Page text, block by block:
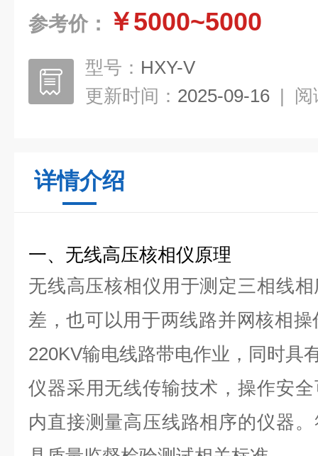
参考价： ￥5000~5000
型号： HXY-V
更新时间： 2025-09-16 | 阅
详情介绍
一、 无线高压核相仪原理
无线高压核相仪用于测定三相线
差，也可以用于两线路并网核相
220KV输电线路带电作业，同时具
仪器采用无线传输技术，操作安
内直接测量高压线路相序的仪器